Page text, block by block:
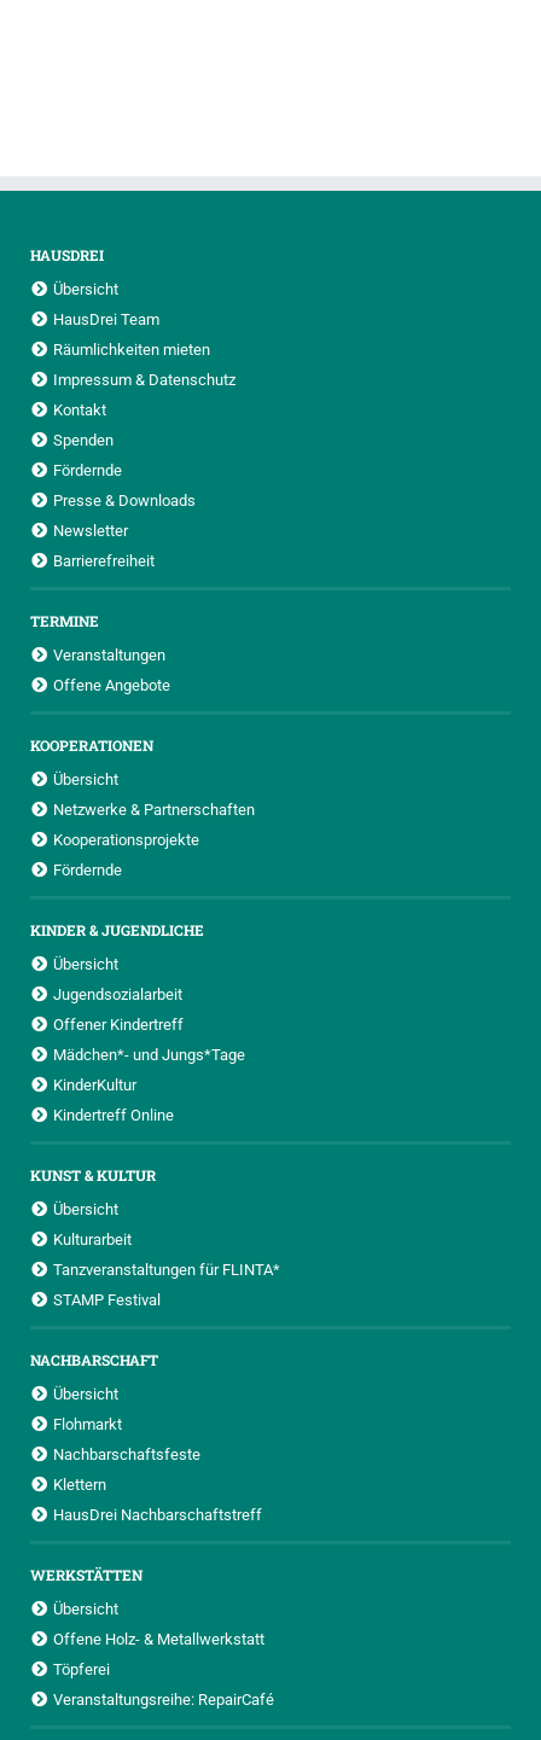
HAUSDREI
Übersicht
HausDrei Team
Räumlichkeiten mieten
Impressum & Datenschutz
Kontakt
Spenden
Fördernde
Presse & Downloads
Newsletter
Barrierefreiheit
TERMINE
Veranstaltungen
Offene Angebote
KOOPERATIONEN
Übersicht
Netzwerke & Partnerschaften
Kooperationsprojekte
Fördernde
KINDER & JUGENDLICHE
Übersicht
Jugendsozialarbeit
Offener Kindertreff
Mädchen*- und Jungs*Tage
KinderKultur
Kindertreff Online
KUNST & KULTUR
Übersicht
Kulturarbeit
Tanzveranstaltungen für FLINTA*
STAMP Festival
NACHBARSCHAFT
Übersicht
Flohmarkt
Nachbarschaftsfeste
Klettern
HausDrei Nachbarschaftstreff
WERKSTÄTTEN
Übersicht
Offene Holz- & Metallwerkstatt
Töpferei
Veranstaltungsreihe: RepairCafé